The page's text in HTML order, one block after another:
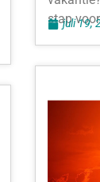
stap voor
juli 19,